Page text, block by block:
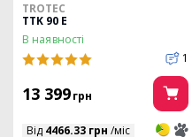
TROTEC
TTK 90 E
В наявності
1
13 399грн
Від 4466.33 грн /міс 3 3